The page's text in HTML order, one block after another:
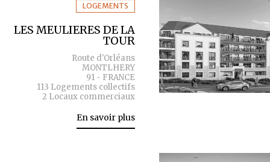
LOGEMENTS
LES MEULIERES DE LA
TOUR
Route d'Orléans
MONTLHERY
91 - FRANCE
113 Logements collectifs
2 Locaux commerciaux
En savoir plus